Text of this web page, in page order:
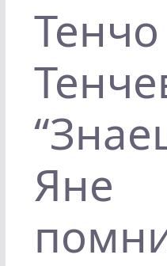
Тенчо
Яне